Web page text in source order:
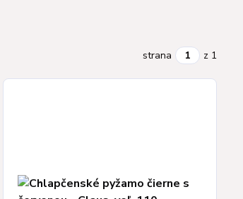
strana z 1